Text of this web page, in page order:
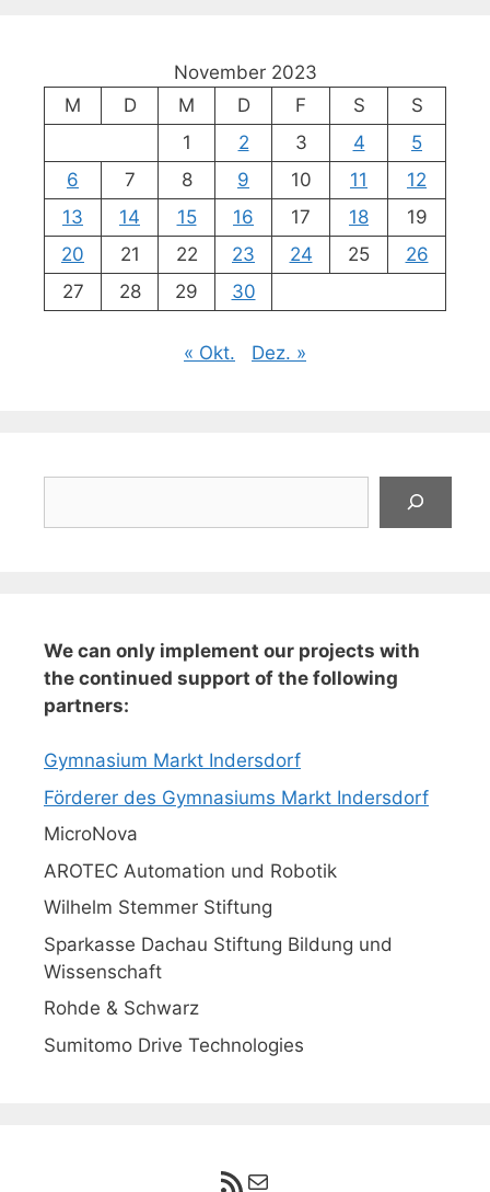
November 2023
M
D M D F S
S
1
2 3 4
5
6
7 8 9 10 11
12
13
14 15 16 17 18
19
20
21 22 23 24 25
26
27
28 29 30
« Okt. Dez. »
We can only implement our projects with
the continued support of the following
partners:
Gymnasium Markt Indersdorf
Förderer des Gymnasiums Markt Indersdorf
MicroNova
AROTEC Automation und Robotik
Wilhelm Stemmer Stiftung
Sparkasse Dachau Stiftung Bildung und
Wissenschaft
Rohde & Schwarz
Sumitomo Drive Technologies
RSS-Feed
E-Mail